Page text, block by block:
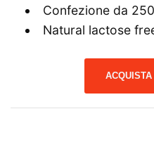
Confezione da
Natural lactose